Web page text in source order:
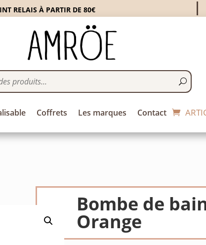
RELAIS À PARTIR DE 80€
Coffrets Les marques Contact
Bombe de
Orange